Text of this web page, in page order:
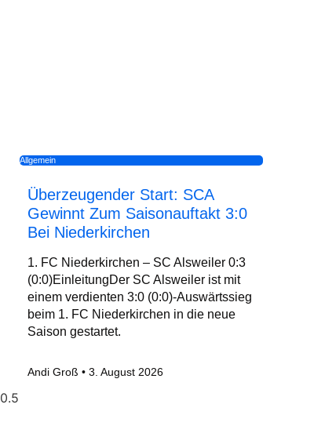
Allgemein
Überzeugender Start: SCA
Gewinnt Zum Saisonauftakt 3:0
Bei Niederkirchen
1. FC Niederkirchen – SC Alsweiler 0:3
(0:0)EinleitungDer SC Alsweiler ist mit
einem verdienten 3:0 (0:0)-Auswärtssieg
beim 1. FC Niederkirchen in die neue
Saison gestartet.
Andi Groß 3. August 2026